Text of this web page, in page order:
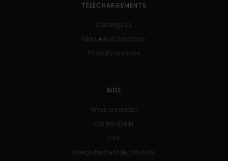
TÉLÉCHARGEMENTS
Catalogues
Manuels d'utilisation
Produits archivés
AIDE
Nous contacter
Centre d'aide
SAV
Enregistrement de produits